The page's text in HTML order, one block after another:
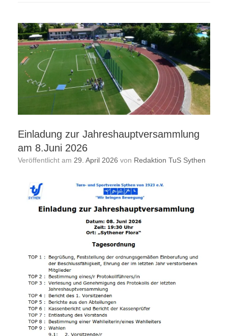
Einladung zur Jahreshauptversammlung
am 8.Juni 2026
Veröffentlicht am 29. April 2026 von Redaktion TuS Sythen